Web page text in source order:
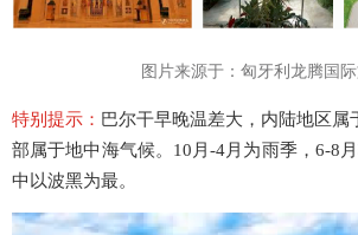
图片来源于：匈牙利龙腾国
特别提示： 巴尔干早晚温差大，内陆地区属
部属于地中海气候。10月-4月为雨季，6-8
中以波黑为最。